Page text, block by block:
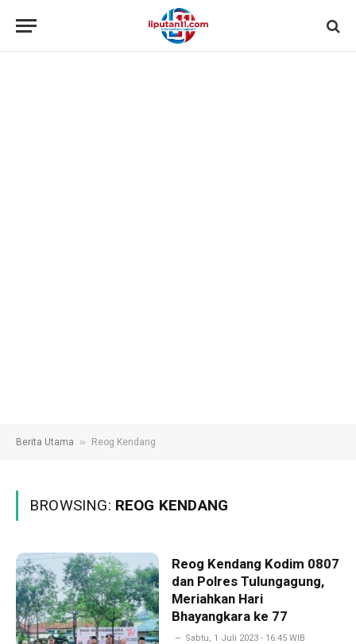
Berita Utama » Reog Kendang
BROWSING: REOG KENDANG
Reog Kendang Kodim 0807
dan Polres Tulungagung,
Meriahkan Hari
Bhayangkara ke 77
Sabtu, 1 Juli 2023 - 16:45 WIB